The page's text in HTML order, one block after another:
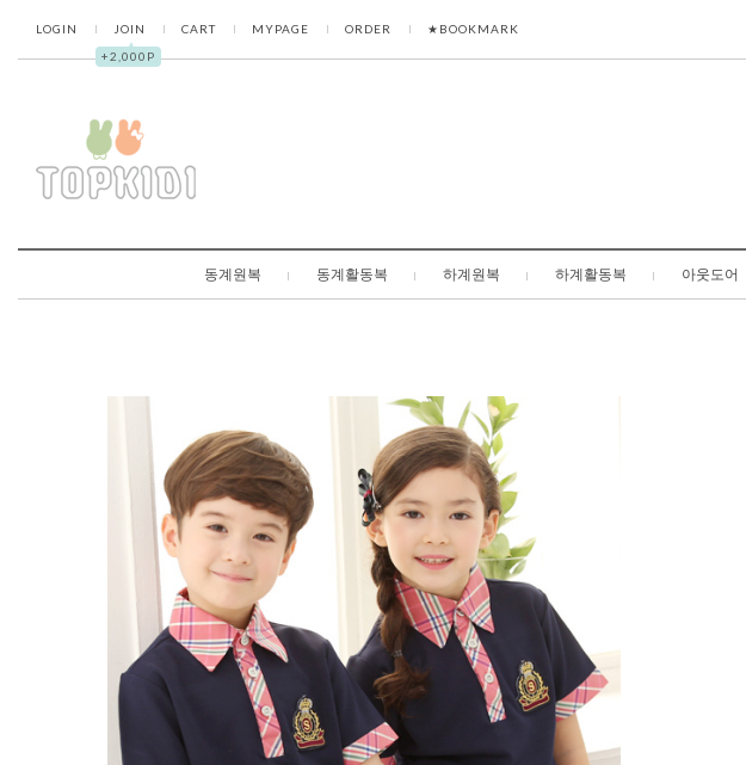
LOGIN
JOIN
▲
+2,000P
CART MYPAGE ORDER ★BOOKMARK
동계원복 동계활동복 하계원복 하계활동복 아웃도어